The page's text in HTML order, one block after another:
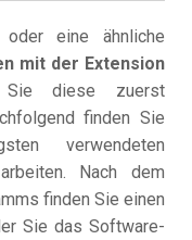
eine ähnliche
mit der Extension
diese zuerst
finden Sie
verwendeten
Nach dem
finden Sie einen
Sie das Software-